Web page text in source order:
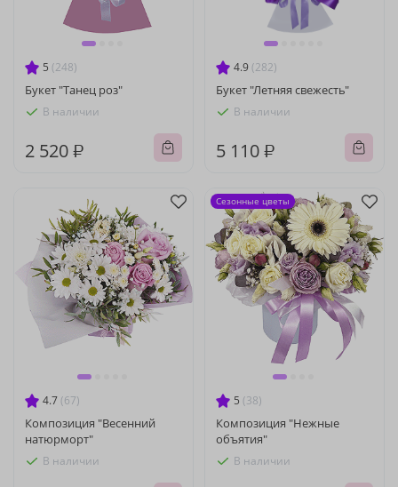
5 (248)
Букет "Танец роз"
В наличии
2 520 ₽
4.9 (282)
Букет "Летняя свежесть"
В наличии
5 110 ₽
4.7 (67)
Композиция "Весенний
натюрморт"
В наличии
5 (38)
Композиция "Нежные
объятия"
В наличии
Сезонные цветы